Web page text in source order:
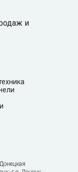
и